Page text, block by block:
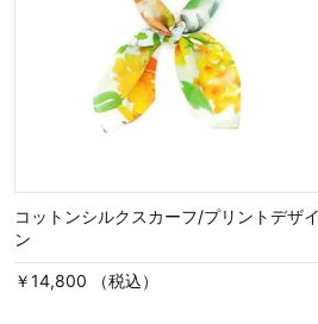
コットンシルクスカーフ/プリントデザイ
ン
￥14,800 （税込）